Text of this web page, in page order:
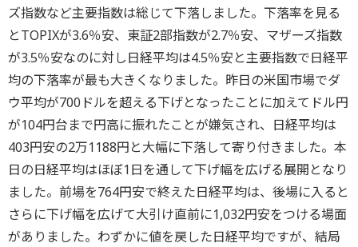
ズ指数など主要指数は総じて下落しました。下落率を見る
とTOPIXが3.6％安、東証2部指数が2.7％安、マザーズ指数
が3.5％安なのに対し日経平均は4.5％安と主要指数で日経平
均の下落率が最も大きくなりました。昨日の米国市場でダ
ウ平均が700ドルを超える下げとなったことに加えてドル円
が104円台まで円高に振れたことが嫌気され、日経平均は
403円安の2万1188円と大幅に下落して寄り付きました。本
日の日経平均はほぼ1日を通して下げ幅を広げる展開となり
ました。前場を764円安で終えた日経平均は、後場に入ると
さらに下げ幅を広げて大引け直前に1,032円安をつける場面
がありました。わずかに値を戻した日経平均ですが、結局